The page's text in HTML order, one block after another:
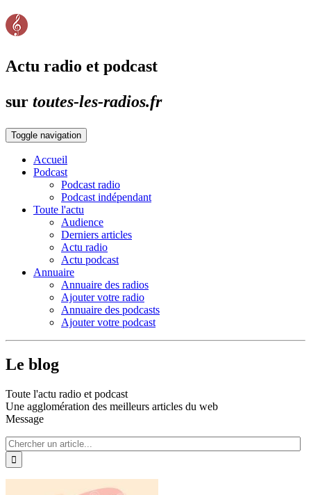
Actu radio et podcast
sur toutes-les-radios.fr
Toggle navigation
Accueil
Podcast
Podcast radio
Podcast indépendant
Toute l'actu
Audience
Derniers articles
Actu radio
Actu podcast
Annuaire
Annuaire des radios
Ajouter votre radio
Annuaire des podcasts
Ajouter votre podcast
Le blog
Toute l'actu radio et podcast
Une agglomération des meilleurs articles du web
Message